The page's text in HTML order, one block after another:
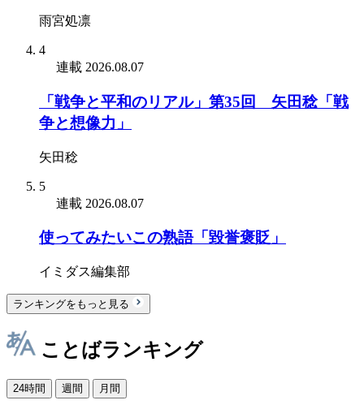
雨宮処凛
4
連載 2026.08.07
「戦争と平和のリアル」第35回 矢田稔「戦
争と想像力」
矢田稔
5
連載 2026.08.07
使ってみたいこの熟語「毀誉褒貶」
イミダス編集部
ランキングをもっと見る
ことばランキング
24時間 週間 月間